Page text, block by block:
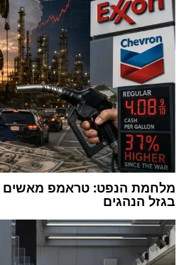
מלחמת הנפט: טראמפ מאשים
בגזל הנהגים